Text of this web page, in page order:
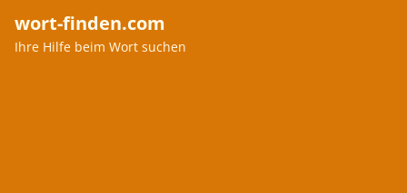
wort-finden.com
Ihre Hilfe beim Wort suchen